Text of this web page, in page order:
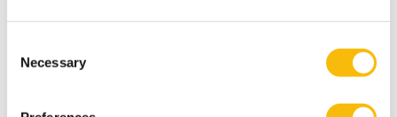
Selection
Necessary
management als een business driver: een
instrument voor waardecreatie, besluitvorming en
volwassenheid, durf om keuzes te maken,